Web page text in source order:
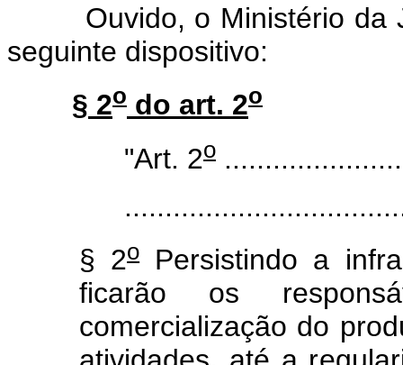
Ouvido, o Ministério da
seguinte dispositivo:
§ 2o do art. 2o
"Art. 2o
§ 2oPersistindo a
ficarão os
comercialização do